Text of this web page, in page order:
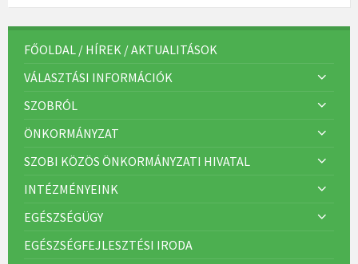
FŐOLDAL / HÍREK / AKTUALITÁSOK
VÁLASZTÁSI INFORMÁCIÓK
SZOBRÓL
ÖNKORMÁNYZAT
SZOBI KÖZÖS ÖNKORMÁNYZATI HIVATAL
INTÉZMÉNYEINK
EGÉSZSÉGÜGY
EGÉSZSÉGFEJLESZTÉSI IRODA